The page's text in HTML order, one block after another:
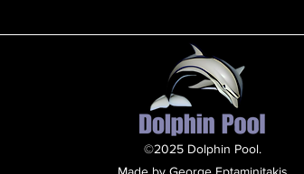
©2025 Dolphin Pool.